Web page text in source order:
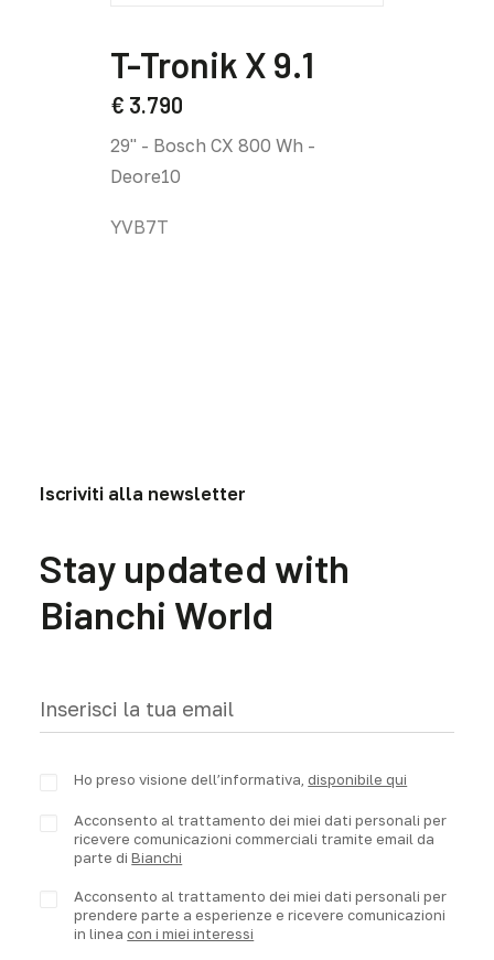
ha
più
Le
opzioni
essere
T-Tronik X 9.1
€ 3.790
29'' - Bosch CX 800 Wh -
Deore10
YVB7T
Iscriviti alla newsletter
Stay updated with
Bianchi World
Ho preso visione dell’informativa,disponibile qui
Acconsento al trattamento dei miei dati personali per
ricevere comunicazioni commerciali tramite email da
parte diBianchi
Acconsento al trattamento dei miei dati personali per
prendere parte a esperienze e ricevere comunicazioni
in lineacon i miei interessi